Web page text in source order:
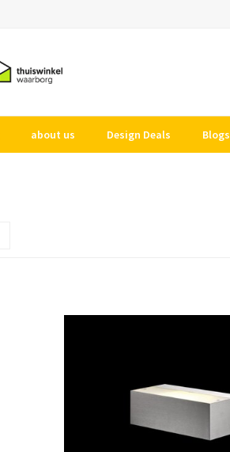
about us Design Deals Blogs